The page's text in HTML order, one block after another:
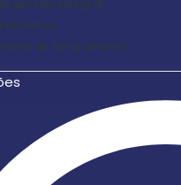
gestão integral
de faturamento